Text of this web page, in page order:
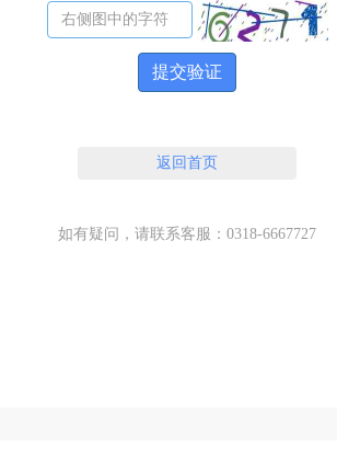
提交验证
返回首页
如有疑问，请联系客服：0318-6667727